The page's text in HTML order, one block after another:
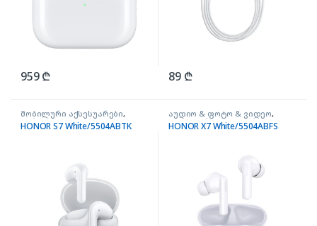
959₾ 89 ₾
მობილური აქსესუარები,
ყურსასმენები BUDS
HONOR S7 White/5504ABTK
აუდიო & ფოტო & ვიდეო,
მობილური აქსესუარები,
ყურსასმენები BUDS
HONOR X7 White/5504ABFS